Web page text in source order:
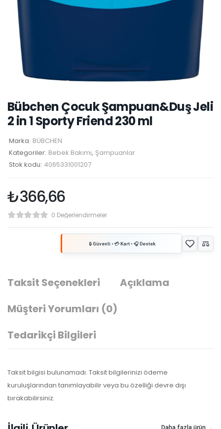
Bübchen Çocuk Şampuan&Duş Jeli
2 in 1 Sporty Friend 230 ml
Marka: BÜBCHEN
Kategoriler: Bebek Bakımı, Şampuanlar
Stok kodu: 4065331001207
₺366,66
0 Değerlendirmeler
Taksit Seçenekleri
Açıklama
Müşteri Yorumları (0)
Tedarikçi Bilgileri
Taksit bilgisi bulunamadı. Taksit bilgilerinizi ödeme
kuruluşlarından tanımlayabilir veya bu özelliği devre dışı
bırakabilirsiniz.
Daha fazla ürün